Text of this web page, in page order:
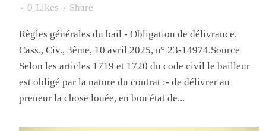
0 Likes Share
Règles générales du bail - Obligation de délivrance.
Cass., Civ., 3ème, 10 avril 2025, n° 23-14974.Source
Selon les articles 1719 et 1720 du code civil le bailleur
est obligé par la nature du contrat :- de délivrer au
preneur la chose louée, en bon état de...